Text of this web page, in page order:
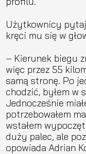
Użytkownicy
kręci mu się w
– Kierunek biegu
więc przez 55
samą stronę. Po
chodzić, byłem w
Jednocześnie
potrzebowałem
wstałem
duży palec, ale
opowiada Adrian